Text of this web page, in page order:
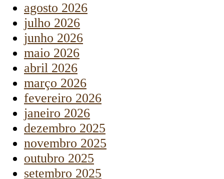
agosto 2026
julho 2026
junho 2026
maio 2026
abril 2026
março 2026
fevereiro 2026
janeiro 2026
dezembro 2025
novembro 2025
outubro 2025
setembro 2025